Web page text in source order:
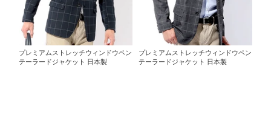
プレミアムストレッチウィンドウペン
テーラードジャケット 日本製
プレミアムストレッチウィンドウペン
テーラードジャケット 日本製